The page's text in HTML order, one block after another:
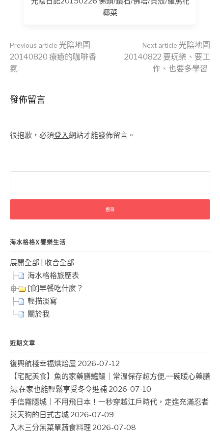
椰菜
Continue
Previous article 光陰地圖
20140820 療癒的咖啡香
氣
Next article 光陰地圖
20140822 要玩樂、要工
作、也要多學習
發佈留言
很抱歉，必須登入網站才能發佈留言。
關
字:
海水格格X饗樂生活
展開全部
收合全部
海水格格旅歷表
[食]早餐吃什麼？
輕描淡寫
關於我
近期文章
復興航棧幸福烘焙屋 2026-07-12
【宅配美食】魚的家藥膳鱸鰻｜常溫保存超方便,一碗暖心藥膳
湯,在家也能輕鬆享受冬令進補 2026-07-10
手信霧隱城｜不用飛日本！一秒穿越江戶時代，走進充滿忍者
與天狗的日式古城 2026-07-09
入木三分無菜單蔬食料理 2026-07-08